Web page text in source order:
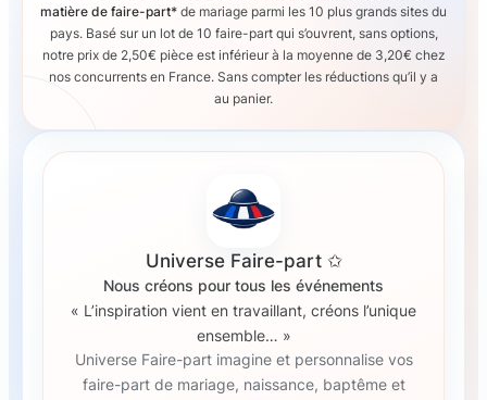
matière de faire-part* de mariage parmi les 10 plus grands sites du
pays. Basé sur un lot de 10 faire-part qui s’ouvrent, sans options,
notre prix de 2,50€ pièce est inférieur à la moyenne de 3,20€ chez
nos concurrents en France. Sans compter les réductions qu’il y a
au panier.
Universe Faire-part ✩
Nous créons pour tous les événements
« L’inspiration vient en travaillant, créons l’unique
ensemble… »
Universe Faire-part imagine et personnalise vos
faire-part de mariage, naissance, baptême et